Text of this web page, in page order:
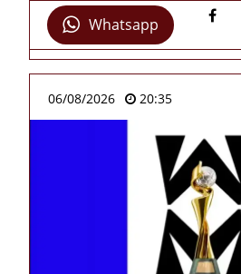
Whatsapp
06/08/2026 20:35